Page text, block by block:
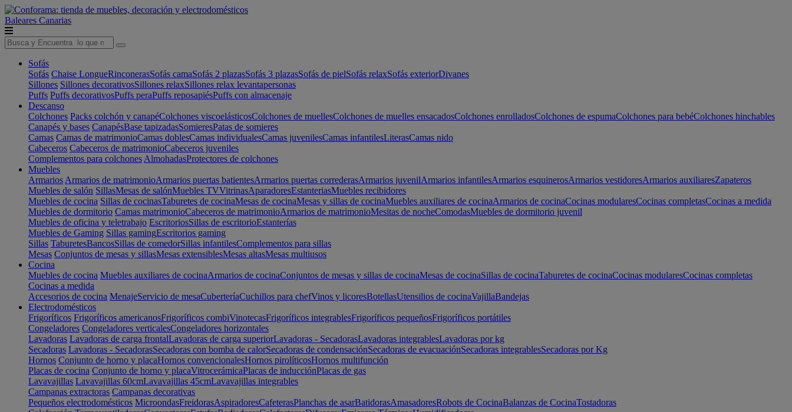
Baleares Canarias
Sofás
Sofás Chaise LongueRinconerasSofás camaSofás 2 plazasSofás 3 plazasSofás de pielSofás relaxSofás exteriorDivanes
Sillones Sillones decorativosSillones relaxSillones relax levantapersonas
Puffs Puffs decorativosPuffs peraPuffs reposapiésPuffs con almacenaje
Descanso
Colchones Packs colchón y canapéColchones viscoelásticosColchones de muellesColchones de muelles ensacadosColchones enrolladosColchones de espumaColchones para bebéColchones hinchables
Canapés y bases CanapésBase tapizadasSomieresPatas de somieres
Camas Camas de matrimonioCamas doblesCamas individualesCamas juvenilesCamas infantilesLiterasCamas nido
Cabeceros Cabeceros de matrimonioCabeceros juveniles
Complementos para colchones AlmohadasProtectores de colchones
Muebles
Armarios Armarios de matrimonioArmarios puertas batientesArmarios puertas correderasArmarios juvenilArmarios infantilesArmarios esquinerosArmarios vestidoresArmarios auxiliaresZapateros
Muebles de salón SillasMesas de salónMuebles TVVitrinasAparadoresEstanteriasMuebles recibidores
Muebles de cocina Sillas de cocinasTaburetes de cocinaMesas de cocinaMesas y sillas de cocinaMuebles auxiliares de cocinaArmarios de cocinaCocinas modularesCocinas completasCocinas a medida
Muebles de dormitorio Camas matrimonioCabeceros de matrimonioArmarios de matrimonioMesitas de nocheComodasMuebles de dormitorio juvenil
Muebles de oficina y teletrabajo EscritoriosSillas de escritorioEstanterías
Muebles de Gaming Sillas gamingEscritorios gaming
Sillas TaburetesBancosSillas de comedorSillas infantilesComplementos para sillas
Mesas Conjuntos de mesas y sillasMesas extensiblesMesas altasMesas multiusos
Cocina
Muebles de cocina Muebles auxiliares de cocinaArmarios de cocinaConjuntos de mesas y sillas de cocinaMesas de cocinaSillas de cocinaTaburetes de cocinaCocinas modularesCocinas completas
Cocinas a medida
Accesorios de cocina MenajeServicio de mesaCuberteríaCuchillos para chefVinos y licoresBotellasUtensilios de cocinaVajillaBandejas
Electrodomésticos
Frigoríficos Frigoríficos americanosFrigoríficos combiVinotecasFrigoríficos integrablesFrigoríficos pequeñosFrigoríficos portátiles
Congeladores Congeladores verticalesCongeladores horizontales
Lavadoras Lavadoras de carga frontalLavadoras de carga superiorLavadoras - SecadorasLavadoras integrablesLavadoras por kg
Secadoras Lavadoras - SecadorasSecadoras con bomba de calorSecadoras de condensaciónSecadoras de evacuaciónSecadoras integrablesSecadoras por Kg
Hornos Conjunto de horno y placaHornos convencionalesHornos pirolíticosHornos multifunción
Placas de cocina Conjunto de horno y placaVitrocerámicaPlacas de inducciónPlacas de gas
Lavavajillas Lavavajillas 60cmLavavajillas 45cmLavavajillas integrables
Campanas extractoras Campanas decorativas
Pequeños electrodomésticos MicroondasFreidorasAspiradoresCafeterasPlanchas de asarBatidorasAmasadoresRobots de CocinaBalanzas de CocinaTostadoras